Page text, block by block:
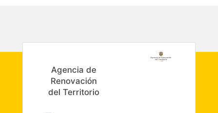
Agencia de
Renovación
del Territorio